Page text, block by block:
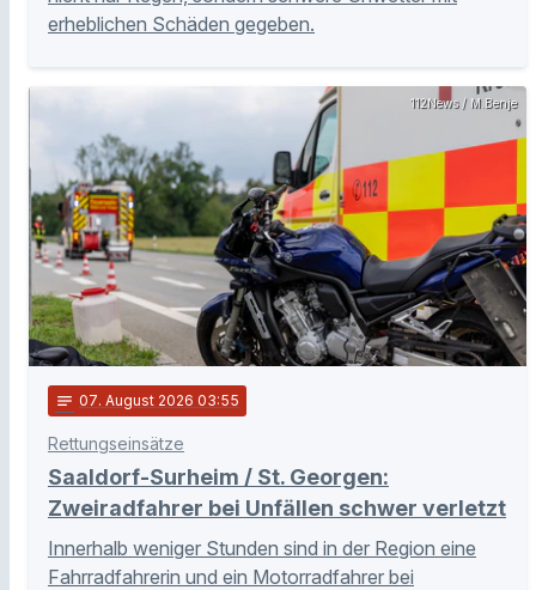
erheblichen Schäden gegeben.
112News / M.Benje
notes 07. August 2026 03:55
Rettungseinsätze
Saaldorf-Surheim / St. Georgen:
Zweiradfahrer bei Unfällen schwer verletzt
Innerhalb weniger Stunden sind in der Region eine
Fahrradfahrerin und ein Motorradfahrer bei